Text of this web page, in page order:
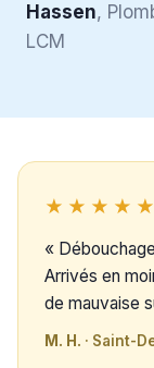
Hassen,
LCM
★★★★★
«
Arrivés en
de mauvaise
M. H. · Saint-